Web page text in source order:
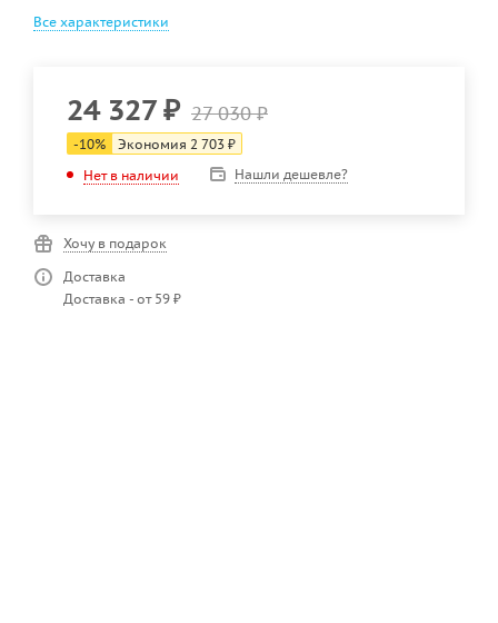
Все характеристики
24 327₽ 27 030₽
-10% Экономия 2 703 ₽
Нет в наличии
Нашли дешевле?
Хочу в подарок
Доставка
Доставка - от 59 ₽